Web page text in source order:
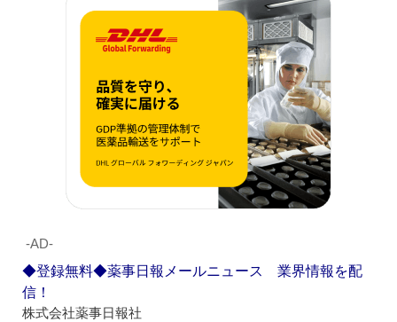
‐AD‐
◆登録無料◆薬事日報メールニュース 業界情報を配
信！
株式会社薬事日報社